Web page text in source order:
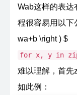
Wab这样的表达
程很容易用以下
wa+b \right ) $
for x, y in
难以理解，首先
如此例：